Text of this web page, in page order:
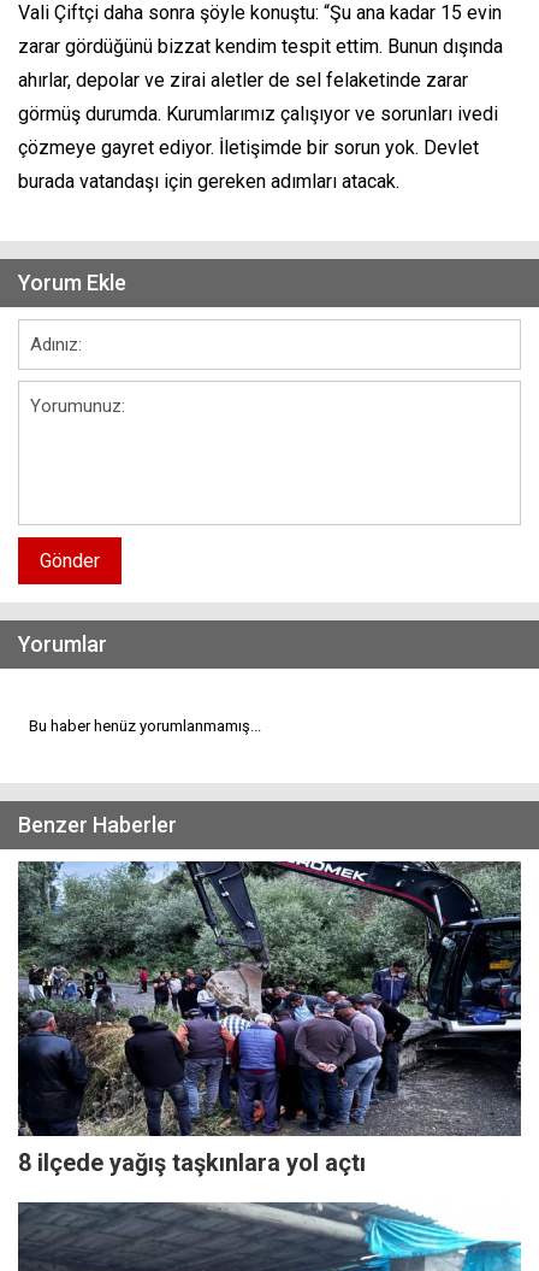
Vali Çiftçi daha sonra şöyle konuştu: “Şu ana kadar 15 evin
zarar gördüğünü bizzat kendim tespit ettim. Bunun dışında
ahırlar, depolar ve zirai aletler de sel felaketinde zarar
görmüş durumda. Kurumlarımız çalışıyor ve sorunları ivedi
çözmeye gayret ediyor. İletişimde bir sorun yok. Devlet
burada vatandaşı için gereken adımları atacak.
Yorum Ekle
Gönder
Yorumlar
Bu haber henüz yorumlanmamış...
Benzer Haberler
8 ilçede yağış taşkınlara yol açtı